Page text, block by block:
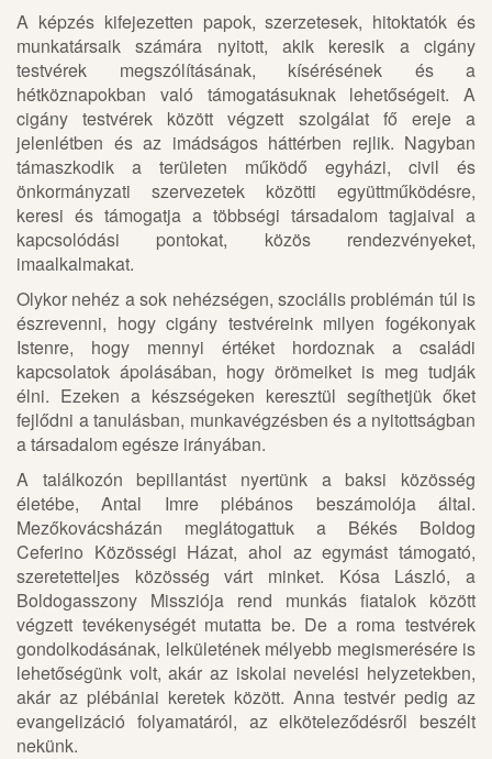
A képzés kifejezetten papok, szerzetesek, hitoktatók és
munkatársaik számára nyitott, akik keresik a cigány
testvérek megszólításának, kísérésének és a
hétköznapokban való támogatásuknak lehetőségeit. A
cigány testvérek között végzett szolgálat fő ereje a
jelenlétben és az imádságos háttérben rejlik. Nagyban
támaszkodik a területen működő egyházi, civil és
önkormányzati szervezetek közötti együttműködésre,
keresi és támogatja a többségi társadalom tagjaival a
kapcsolódási pontokat, közös rendezvényeket,
imaalkalmakat.
Olykor nehéz a sok nehézségen, szociális problémán túl is
észrevenni, hogy cigány testvéreink milyen fogékonyak
Istenre, hogy mennyi értéket hordoznak a családi
kapcsolatok ápolásában, hogy örömeiket is meg tudják
élni. Ezeken a készségeken keresztül segíthetjük őket
fejlődni a tanulásban, munkavégzésben és a nyitottságban
a társadalom egésze irányában.
A találkozón bepillantást nyertünk a baksi közösség
életébe, Antal Imre plébános beszámolója által.
Mezőkovácsházán meglátogattuk a Békés Boldog
Ceferino Közösségi Házat, ahol az egymást támogató,
szeretetteljes közösség várt minket. Kósa László, a
Boldogasszony Missziója rend munkás fiatalok között
végzett tevékenységét mutatta be. De a roma testvérek
gondolkodásának, lelkületének mélyebb megismerésére is
lehetőségünk volt, akár az iskolai nevelési helyzetekben,
akár az plébániai keretek között. Anna testvér pedig az
evangelizáció folyamatáról, az elköteleződésről beszélt
nekünk.